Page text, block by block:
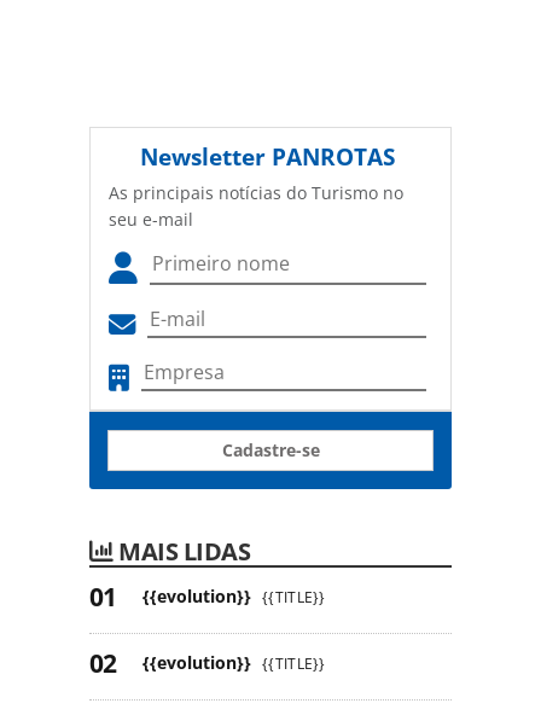
Newsletter PANROTAS
As principais notícias do Turismo no
seu e-mail
Cadastre-se
MAIS LIDAS
{{evolution}} {{TITLE}}
{{evolution}} {{TITLE}}